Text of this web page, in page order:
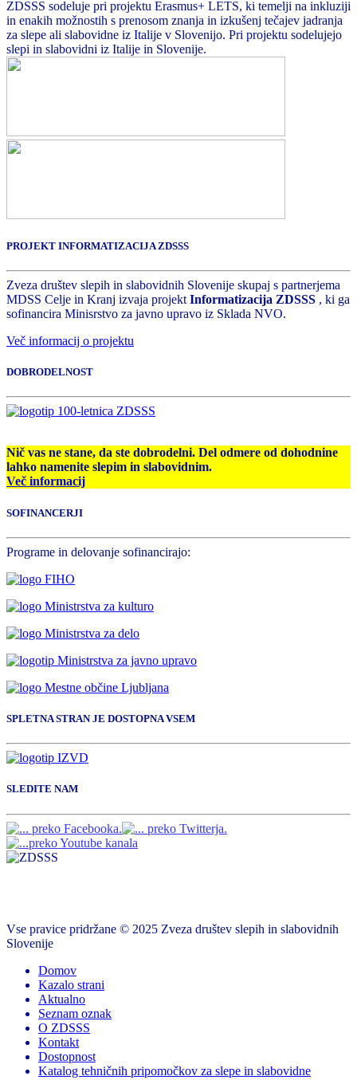
ZDSSS sodeluje pri projektu Erasmus+ LETS, ki temelji na inkluziji
in enakih možnostih s prenosom znanja in izkušenj tečajev jadranja
za slepe ali slabovidne iz Italije v Slovenijo. Pri projektu sodelujejo
slepi in slabovidni iz Italije in Slovenije.
PROJEKT INFORMATIZACIJA ZDSSS
Zveza društev slepih in slabovidnih Slovenije skupaj s partnerjema
MDSS Celje in Kranj izvaja projekt Informatizacija ZDSSS , ki ga
sofinancira Minisrstvo za javno upravo iz Sklada NVO.
Več informacij o projektu
DOBRODELNOST
Nič vas ne stane, da ste dobrodelni. Del odmere od dohodnine
lahko namenite slepim in slabovidnim.
Več informacij
SOFINANCERJI
Programe in delovanje sofinancirajo:
SPLETNA STRAN JE DOSTOPNA VSEM
SLEDITE NAM
Vse pravice pridržane © 2025 Zveza društev slepih in slabovidnih
Slovenije
Domov
Kazalo strani
Aktualno
Seznam oznak
O ZDSSS
Kontakt
Dostopnost
Katalog tehničnih pripomočkov za slepe in slabovidne